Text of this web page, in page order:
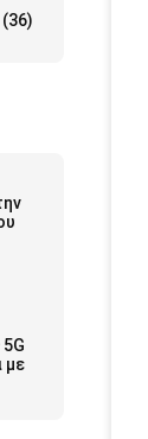
(36)
με